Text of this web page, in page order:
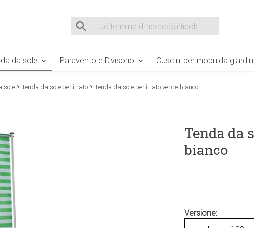
Suche nach
da sole Paravento e Divisorio Cuscini per mobili da
sole Tenda da sole per il lato Tenda da sole per il lato verde-bianco
Tenda da
bianco
Versione: